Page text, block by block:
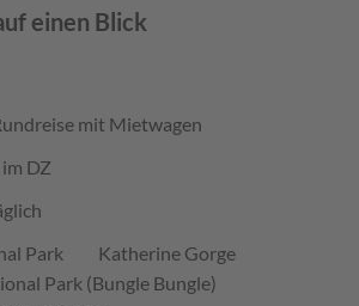
einen Blick
mit Mietwagen
im DZ
Park
Katherine Gorge
Park (Bungle Bungle)